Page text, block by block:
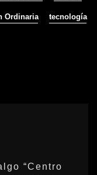
Ordinaria tecnología
“Centro